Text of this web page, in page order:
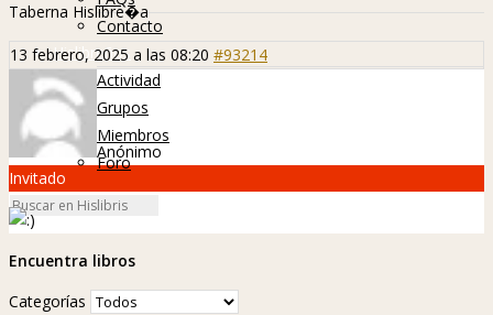
Contacto
Hislibreños
Actividad
Grupos
Miembros
Foro
Taberna Hislibre�a
13 febrero, 2025 a las 08:20 #93214
Anónimo
Invitado
Encuentra libros
Categorías